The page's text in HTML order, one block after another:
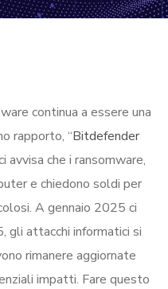
continua a essere una
rapporto, “Bitdefender
avvisa che i ransomware,
e chiedono soldi per
A gennaio 2025 ci
attacchi informatici si
rimanere aggiornate
impatti. Fare questo